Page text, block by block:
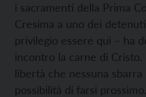
i sacramenti della Prima
Cresima a uno dei
privilegio essere qui – ha
incontro la carne di
libertà che nessuna
possibilità di farsi